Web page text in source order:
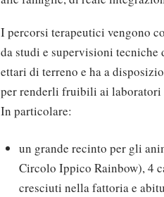
I percorsi terapeutici vengono
da studi e supervisioni tecniche
ettari di terreno e ha a
per renderli fruibili ai laboratori
In particolare:
un grande recinto per gli
Circolo Ippico Rainbow), 4
cresciuti nella fattoria e